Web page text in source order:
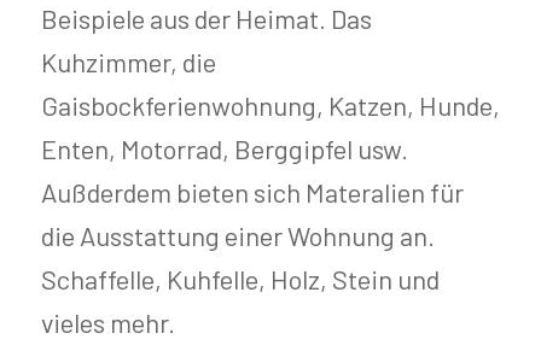
Beispiele aus der Heimat. Das
Kuhzimmer, die
Gaisbockferienwohnung, Katzen, Hunde,
Enten, Motorrad, Berggipfel usw.
Außderdem bieten sich Materalien für
die Ausstattung einer Wohnung an.
Schaffelle, Kuhfelle, Holz, Stein und
vieles mehr.